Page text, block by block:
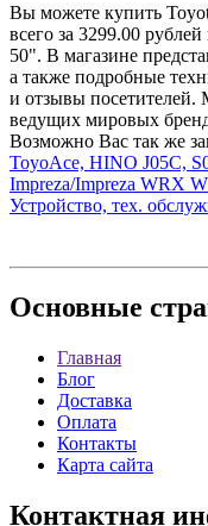
Вы можете купить
всего за 3299.00
50". В магазине
а также подробные
и отзывы посетителей.
ведущих мировых
Возможно Вас так же
ToyoAce, HINO J05C,
Impreza/Impreza WRX
Устройство, тех.
Основные
Главная
Блог
Доставка
Оплата
Контакты
Карта сайта
Контактная